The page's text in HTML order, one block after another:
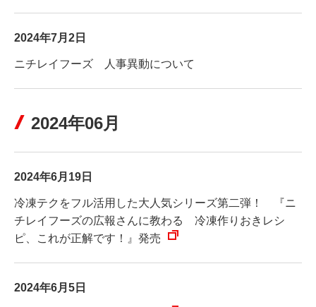
2024年7月2日
ニチレイフーズ 人事異動について
2024年06月
2024年6月19日
冷凍テクをフル活用した大人気シリーズ第二弾！ 『ニ
チレイフーズの広報さんに教わる 冷凍作りおきレシ
ピ、これが正解です！』発売
2024年6月5日